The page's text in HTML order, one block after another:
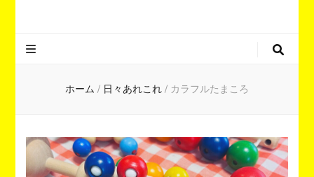
ホーム / 日々あれこれ / カラフルたまころ